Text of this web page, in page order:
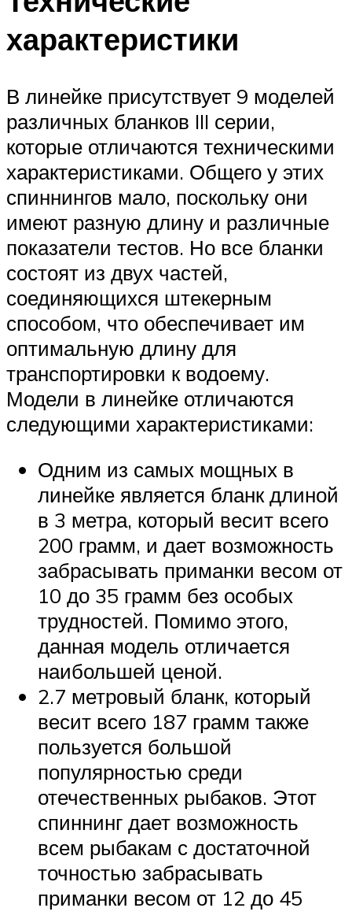
характеристики
В линейке присутствует 9 моделей
различных бланков III серии,
которые отличаются техническими
характеристиками. Общего у этих
спиннингов мало, поскольку они
имеют разную длину и различные
показатели тестов. Но все бланки
состоят из двух частей,
соединяющихся штекерным
способом, что обеспечивает им
оптимальную длину для
транспортировки к водоему.
Модели в линейке отличаются
следующими характеристиками:
Одним из самых мощных в
линейке является бланк длиной
в 3 метра, который весит всего
200 грамм, и дает возможность
забрасывать приманки весом от
10 до 35 грамм без особых
трудностей. Помимо этого,
данная модель отличается
наибольшей ценой.
2.7 метровый бланк, который
весит всего 187 грамм также
пользуется большой
популярностью среди
отечественных рыбаков. Этот
спиннинг дает возможность
всем рыбакам с достаточной
точностью забрасывать
приманки весом от 12 до 45